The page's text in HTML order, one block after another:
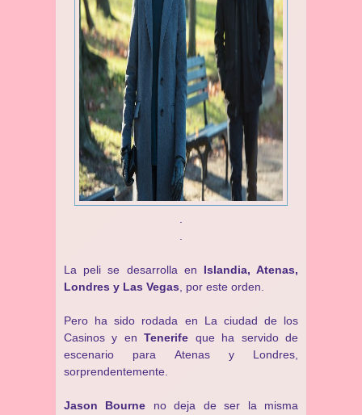
La peli se desarrolla en Islandia, Atenas,
Londres y Las Vegas , por este orden.
Pero ha sido rodada en La ciudad de los
Casinos y enTenerife que ha servido de
escenario para Atenas y Londres,
sorprendentemente.
Jason Bourne no deja de ser la misma